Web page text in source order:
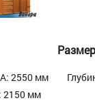
2550 мм
2150 мм